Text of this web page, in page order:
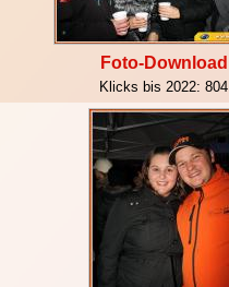
Foto-Download
Klicks bis 2022: 804